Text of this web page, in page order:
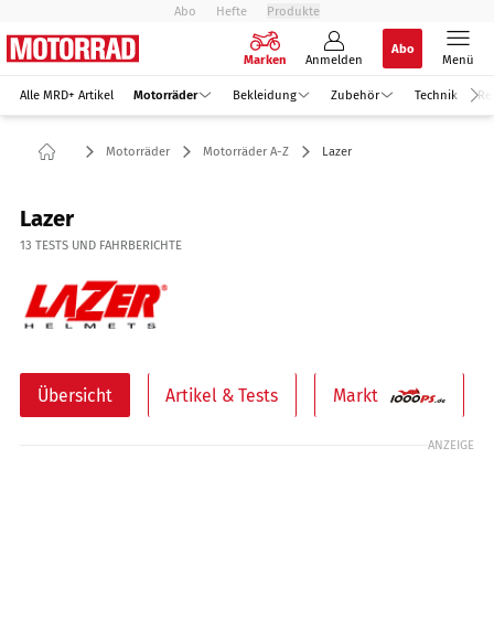
Abo Hefte Produkte
Marken Anmelden
Abo
Menü
Alle MRD+ Artikel Motorräder Bekleidung Zubehör Technik
Motorräder Motorräder A-Z Lazer
Lazer
13 TESTS UND FAHRBERICHTE
Übersicht Artikel & Tests Markt
ANZEIGE